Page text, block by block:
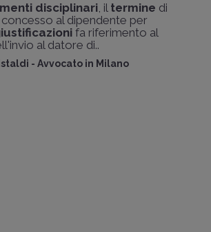
disciplinari, il termine di
al dipendente per
fa riferimento al
al datore di..
- Avvocato in Milano